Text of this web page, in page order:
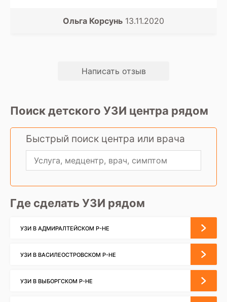
Ольга Корсунь 13.11.2020
Написать отзыв
Поиск детского УЗИ центра рядом
Быстрый поиск центра или врача
Где сделать УЗИ рядом
УЗИ В АДМИРАЛТЕЙСКОМ Р-НЕ
УЗИ В ВАСИЛЕОСТРОВСКОМ Р-НЕ
УЗИ В ВЫБОРГСКОМ Р-НЕ